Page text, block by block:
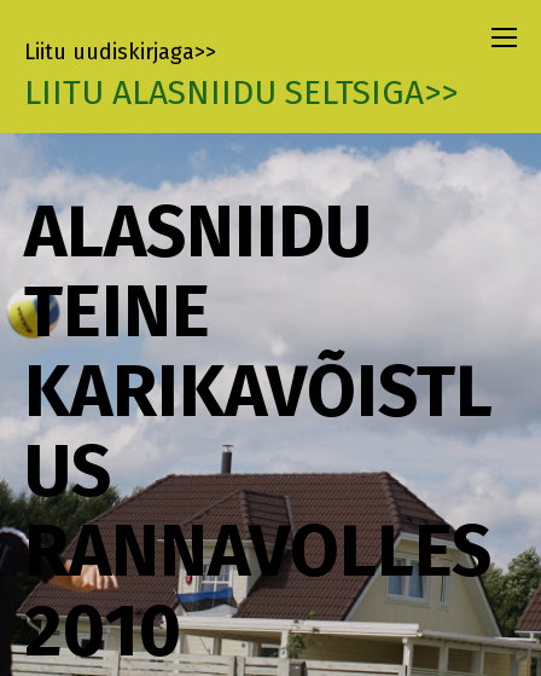
Liitu uudiskirjaga>>
LIITU ALASNIIDU SELTSIGA>>
ALASNIIDU
TEINE
KARIKAVÕISTL
US
RANNAVOLLES
2010